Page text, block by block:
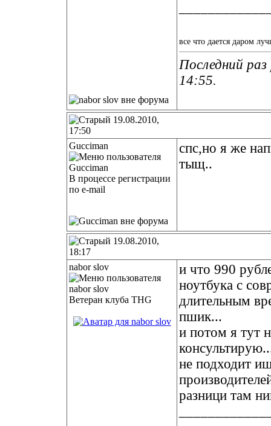
все что дается даром
Последний
14:55.
19.08.2010,
17:50
Gucciman
В процессе регистрации
по e-mail
спс,но я же
тыщ..
19.08.2010,
18:17
nabor slov
Ветеран клуба THG
и что 990
ноутбука с
длительным
пшик...
и потом я тут
не подходит
разници там